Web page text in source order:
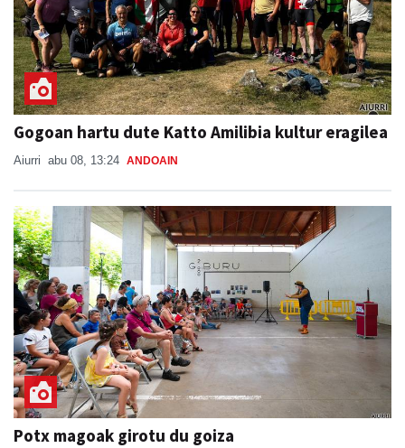
Gogoan hartu dute Katto Amilibia kultur eragilea
Aiurri abu 08, 13:24 ANDOAIN
Potx magoak girotu du goiza